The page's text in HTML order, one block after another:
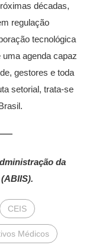
décadas,
regulação
tecnológica
agenda capaz
gestores e toda
setorial, trata-se
da
CEIS
Médicos